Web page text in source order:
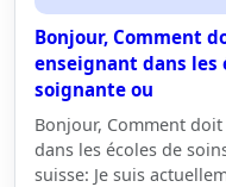
Bonjour, Comment
enseignant dans les
soignante ou
Bonjour, Comment
dans les écoles de
suisse: Je suis